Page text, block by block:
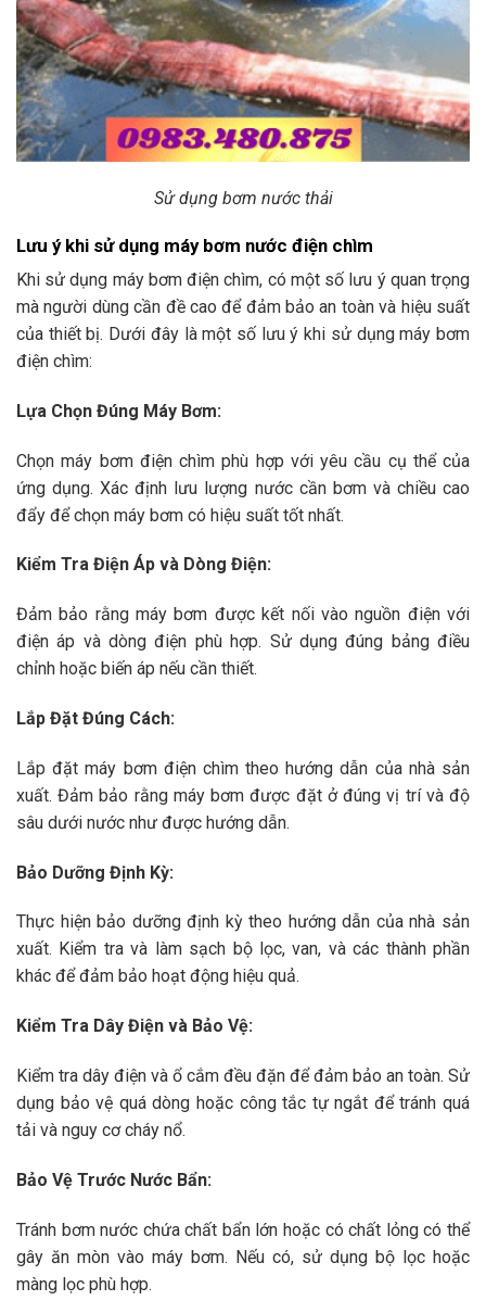
Sử dụng bơm nước thải
Lưu ý khi sử dụng máy bơm nước điện chìm
Khi sử dụng máy bơm điện chìm, có một số lưu ý quan trọng
mà người dùng cần đề cao để đảm bảo an toàn và hiệu suất
của thiết bị. Dưới đây là một số lưu ý khi sử dụng máy bơm
điện chìm:
Lựa Chọn Đúng Máy Bơm:
Chọn máy bơm điện chìm phù hợp với yêu cầu cụ thể của
ứng dụng. Xác định lưu lượng nước cần bơm và chiều cao
đẩy để chọn máy bơm có hiệu suất tốt nhất.
Kiểm Tra Điện Áp và Dòng Điện:
Đảm bảo rằng máy bơm được kết nối vào nguồn điện với
điện áp và dòng điện phù hợp. Sử dụng đúng bảng điều
chỉnh hoặc biến áp nếu cần thiết.
Lắp Đặt Đúng Cách:
Lắp đặt máy bơm điện chìm theo hướng dẫn của nhà sản
xuất. Đảm bảo rằng máy bơm được đặt ở đúng vị trí và độ
sâu dưới nước như được hướng dẫn.
Bảo Dưỡng Định Kỳ:
Thực hiện bảo dưỡng định kỳ theo hướng dẫn của nhà sản
xuất. Kiểm tra và làm sạch bộ lọc, van, và các thành phần
khác để đảm bảo hoạt động hiệu quả.
Kiểm Tra Dây Điện và Bảo Vệ:
Kiểm tra dây điện và ổ cắm đều đặn để đảm bảo an toàn. Sử
dụng bảo vệ quá dòng hoặc công tắc tự ngắt để tránh quá
tải và nguy cơ cháy nổ.
Bảo Vệ Trước Nước Bẩn:
Tránh bơm nước chứa chất bẩn lớn hoặc có chất lỏng có thể
gây ăn mòn vào máy bơm. Nếu có, sử dụng bộ lọc hoặc
màng lọc phù hợp.